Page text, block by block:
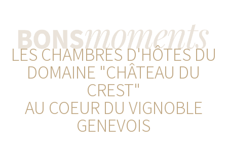
LES CHAMBRES D'HÔTES DU
DOMAINE "CHÂTEAU DU
CREST"
AU COEUR DU VIGNOBLE
GENEVOIS